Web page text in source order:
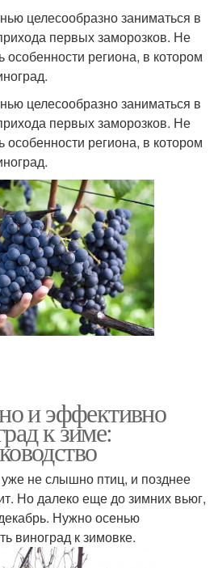
целесообразно заниматься в
первых заморозков. Не
региона, в котором
целесообразно заниматься в
первых заморозков. Не
региона, в котором
и эффективно
к зиме:
не слышно птиц, и позднее
Но далеко еще до зимних вьюг,
Нужно осенью
виноград к зимовке.